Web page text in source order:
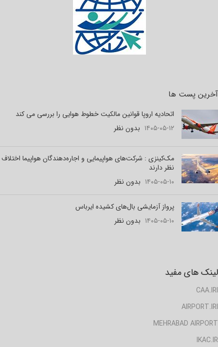
آخرین پست ها
اتحادیه اروپا قوانین مالکیت خطوط هوایی را بررسی می کند
۱۴۰۵-۰۵-۱۲ بدون نظر
مک‌کینزی : شرکت‌های هواپیمایی و اجاره‌دهندگان هواپیما اختلاف
نظر دارند
۱۴۰۵-۰۵-۱۰ بدون نظر
پرواز آزمایشی بال‌های کشیده ایرباس
۱۴۰۵-۰۵-۱۰ بدون نظر
لینک های مفید
CAA.IRI
AIRPORT.IRI
MEHRABAD AIRPORT
IKAC.IR